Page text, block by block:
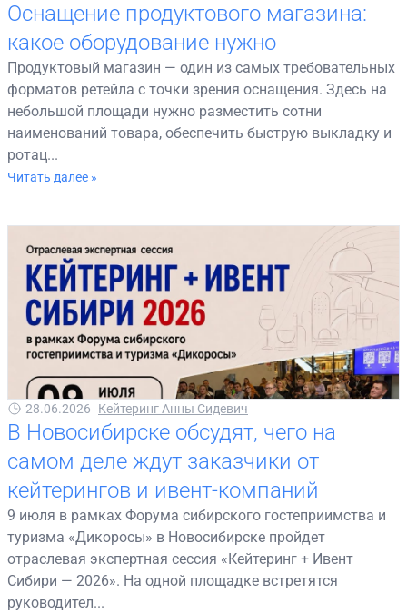
Оснащение продуктового магазина:
какое оборудование нужно
Продуктовый магазин — один из самых требовательных
форматов ретейла с точки зрения оснащения. Здесь на
небольшой площади нужно разместить сотни
наименований товара, обеспечить быструю выкладку и
ротац...
Читать далее »
28.06.2026 Кейтеринг Анны Сидевич
В Новосибирске обсудят, чего на
самом деле ждут заказчики от
кейтерингов и ивент-компаний
9 июля в рамках Форума сибирского гостеприимства и
туризма «Дикоросы» в Новосибирске пройдет
отраслевая экспертная сессия «Кейтеринг + Ивент
Сибири — 2026». На одной площадке встретятся
руководител...